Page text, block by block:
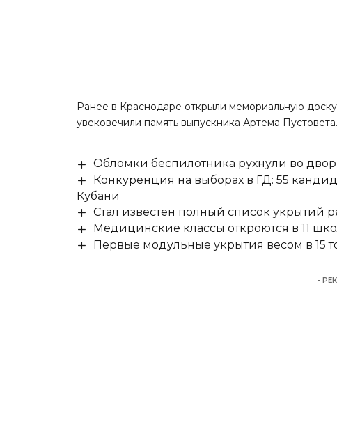
Ранее в Краснодаре открыли мемориальную
увековечили память выпускника Артема Пустовета.
Обломки беспилотника рухнули во двор
Конкуренция на выборах в ГД: 55
Кубани
Стал известен полный список укрытий
Медицинские классы откроются в 11
Первые модульные укрытия весом в 15
-